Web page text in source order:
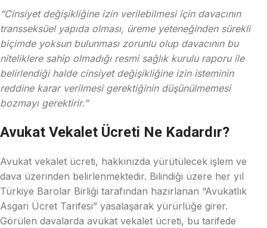
“Cinsiyet değişikliğine izin verilebilmesi için davacının
transseksüel yapıda olması, üreme yeteneğinden sürekli
biçimde yoksun bulunması zorunlu olup davacının bu
niteliklere sahip olmadığı resmi sağlık kurulu raporu ile
belirlendiği halde cinsiyet değişikliğine izin isteminin
reddine karar verilmesi gerektiğinin düşünülmemesi
bozmayı gerektirir.”
Avukat Vekalet Ücreti Ne Kadardır?
Avukat vekalet ücreti, hakkınızda yürütülecek işlem ve
dava üzerinden belirlenmektedir. Bilindiği üzere her yıl
Türkiye Barolar Birliği tarafından hazırlanan “Avukatlık
Asgari Ücret Tarifesi” yasalaşarak yürürlüğe girer.
Görülen davalarda avukat vekalet ücreti, bu tarifede